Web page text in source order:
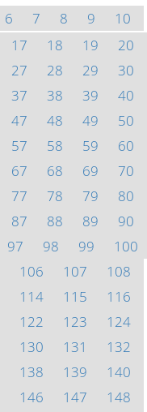
6 7 8 9
10
17 18 19
20
27 28 29
30
37 38 39
40
47 48 49
50
57 58 59
60
67 68 69
70
77 78 79
80
87 88 89
90
97 98 99
100
106 107
108
114 115
116
122 123
124
130 131
132
138 139
140
146 147
148